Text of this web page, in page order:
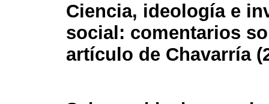
Ciencia, ideología e
social: comentarios
artículo de Chavarría